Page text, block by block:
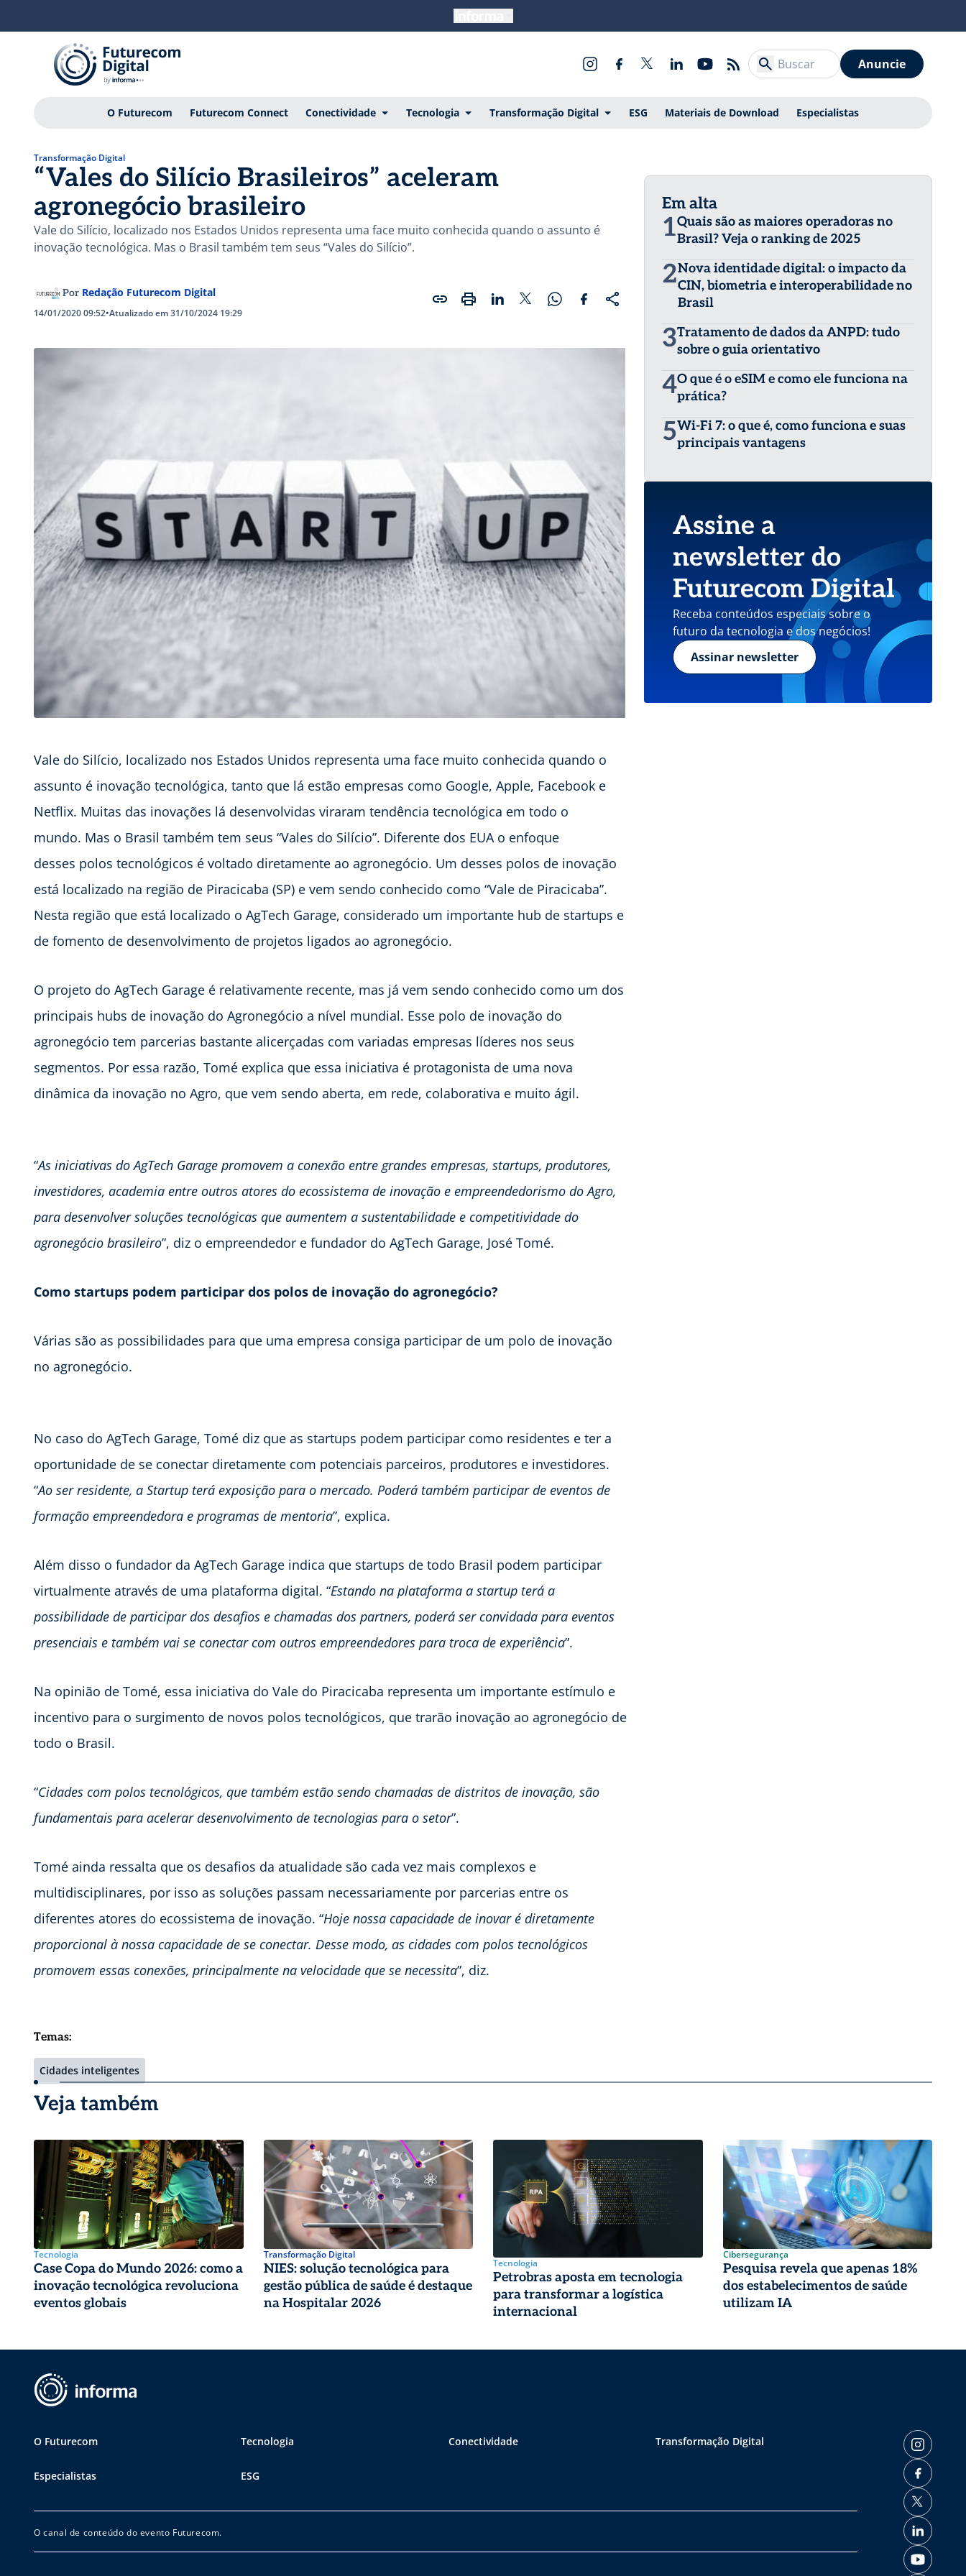
Anuncie
O Futurecom Futurecom Connect Conectividade Tecnologia Transformação Digital ESG Materiais de Download Especialistas
Transformação Digital
“Vales do Silício Brasileiros” aceleram
agronegócio brasileiro
Vale do Silício, localizado nos Estados Unidos representa uma face muito conhecida quando o assunto é
inovação tecnológica. Mas o Brasil também tem seus “Vales do Silício”.
Por Redação Futurecom Digital
14/01/2020 09:52•Atualizado em 31/10/2024 19:29
Vale do Silício, localizado nos Estados Unidos representa uma face muito conhecida quando o
assunto é inovação tecnológica, tanto que lá estão empresas como Google, Apple, Facebook e
Netflix. Muitas das inovações lá desenvolvidas viraram tendência tecnológica em todo o
mundo. Mas o Brasil também tem seus “Vales do Silício”. Diferente dos EUA o enfoque
desses polos tecnológicos é voltado diretamente ao agronegócio. Um desses polos de inovação
está localizado na região de Piracicaba (SP) e vem sendo conhecido como “Vale de Piracicaba”.
Nesta região que está localizado o AgTech Garage, considerado um importante hub de startups e
de fomento de desenvolvimento de projetos ligados ao agronegócio.
O projeto do AgTech Garage é relativamente recente, mas já vem sendo conhecido como um dos
principais hubs de inovação do Agronegócio a nível mundial. Esse polo de inovação do
agronegócio tem parcerias bastante alicerçadas com variadas empresas líderes nos seus
segmentos. Por essa razão, Tomé explica que essa iniciativa é protagonista de uma nova
dinâmica da inovação no Agro, que vem sendo aberta, em rede, colaborativa e muito ágil.
“As iniciativas do AgTech Garage promovem a conexão entre grandes empresas, startups, produtores,
investidores, academia entre outros atores do ecossistema de inovação e empreendedorismo do Agro,
para desenvolver soluções tecnológicas que aumentem a sustentabilidade e competitividade do
agronegócio brasileiro”, diz o empreendedor e fundador do AgTech Garage, José Tomé.
Como startups podem participar dos polos de inovação do agronegócio?
Várias são as possibilidades para que uma empresa consiga participar de um polo de inovação
no agronegócio.
No caso do AgTech Garage, Tomé diz que as startups podem participar como residentes e ter a
oportunidade de se conectar diretamente com potenciais parceiros, produtores e investidores.
“Ao ser residente, a Startup terá exposição para o mercado. Poderá também participar de eventos de
formação empreendedora e programas de mentoria”, explica.
Além disso o fundador da AgTech Garage indica que startups de todo Brasil podem participar
virtualmente através de uma plataforma digital. “Estando na plataforma a startup terá a
possibilidade de participar dos desafios e chamadas dos partners, poderá ser convidada para eventos
presenciais e também vai se conectar com outros empreendedores para troca de experiência”.
Na opinião de Tomé, essa iniciativa do Vale do Piracicaba representa um importante estímulo e
incentivo para o surgimento de novos polos tecnológicos, que trarão inovação ao agronegócio de
todo o Brasil.
“Cidades com polos tecnológicos, que também estão sendo chamadas de distritos de inovação, são
fundamentais para acelerar desenvolvimento de tecnologias para o setor”.
Tomé ainda ressalta que os desafios da atualidade são cada vez mais complexos e
multidisciplinares, por isso as soluções passam necessariamente por parcerias entre os
diferentes atores do ecossistema de inovação. “Hoje nossa capacidade de inovar é diretamente
proporcional à nossa capacidade de se conectar. Desse modo, as cidades com polos tecnológicos
promovem essas conexões, principalmente na velocidade que se necessita”, diz.
Temas:
Cidades inteligentes
Em alta
1Quais são as maiores operadoras no
Brasil? Veja o ranking de 2025
2Nova identidade digital: o impacto da
CIN, biometria e interoperabilidade no
Brasil
3Tratamento de dados da ANPD: tudo
sobre o guia orientativo
4O que é o eSIM e como ele funciona na
prática?
5Wi-Fi 7: o que é, como funciona e suas
principais vantagens
Assine a
newsletter do
Futurecom Digital
Receba conteúdos especiais sobre o
futuro da tecnologia e dos negócios!
Assinar newsletter
Veja também
Tecnologia
Case Copa do Mundo 2026: como a
inovação tecnológica revoluciona
eventos globais
Transformação Digital
NIES: solução tecnológica para
gestão pública de saúde é destaque
na Hospitalar 2026
Tecnologia
Petrobras aposta em tecnologia
para transformar a logística
internacional
Cibersegurança
Pesquisa revela que apenas 18%
dos estabelecimentos de saúde
utilizam IA
O Futurecom Tecnologia Conectividade Transformação Digital
Especialistas ESG
O canal de conteúdo do evento Futurecom.